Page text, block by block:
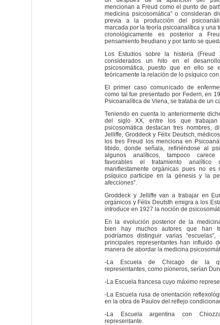
mencionan a Freud como el punto de
medicina psicosomática” o consideran
previa a la producción del
marcada por la teoría psicoanalítica y una
cronológicamente es posterior a
pensamiento freudiano y por tanto se
Los Estudios sobre la histeria (Freud
considerados un hito en el
psicosomática, puesto que en ello se
teóricamente la relación de lo psíquico
El primer caso comunicado de
como tal fue presentado por Federn, en
Psicoanalítica de Viena, se trataba de un
Teniendo en cuenta lo anteriormente
del siglo XX, entre los que
psicosomática destacan tres nombres,
Jelliffe, Groddeck y Félix Deutsch,
los tres Freud los menciona en
libido, donde señala, refiriéndose al
algunos analíticos, tampoco carece
favorables el tratamiento analítico
manifiestamente orgánicas pues no es
psíquico participe en la génesis y la
afecciones”.
Groddeck y Jelliffe van a trabajar en
orgánicos y Félix Deutsth emigra a los
introduce en 1927 la noción de
En la evolución posterior de la
bien hay muchos autores que han
podríamos distinguir varias
principales representantes han influido
manera de abordar la medicina
-La Escuela de Chicago de la
representantes, como pioneros, serían
-La Escuela francesa cuyo máximo
-La Escuela rusa de orientación
en la obra de Paulov del reflejo
-La Escuela argentina con
representante.